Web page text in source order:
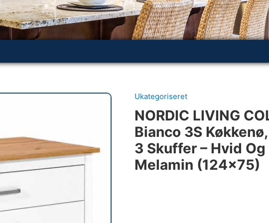
Ukategoriseret
NORDIC LIVING
Bianco 3S
3 Skuffer – Hvid
Melamin (124×75)